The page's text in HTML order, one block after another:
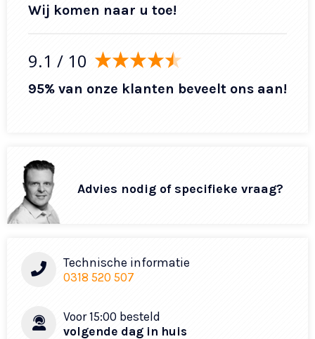
Wij komen naar u toe!
9.1 / 10
95% van onze klanten beveelt ons aan!
Advies nodig of specifieke vraag?
Technische informatie
0318 520 507
Voor 15:00 besteld
volgende dag in huis